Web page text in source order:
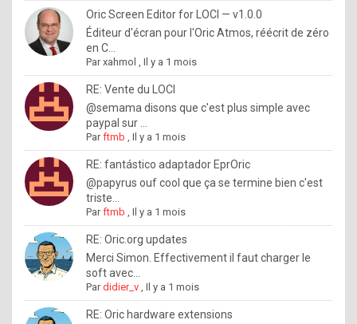
o
u
w
a
n
t
o
n
o
w
h
o
Oric Screen Editor for LOCI — v1.0.0
Éditeur d'écran pour l'Oric Atmos, réécrit de zéro
en C...
Parxahmol ,Il y a 1 mois
RE: Vente du LOCI
@semama disons que c'est plus simple avec
paypal sur ...
Parftmb ,Il y a 1 mois
RE: fantástico adaptador EprOric
@papyrus ouf cool que ça se termine bien c'est
triste...
Parftmb ,Il y a 1 mois
RE: Oric.org updates
Merci Simon. Effectivement il faut charger le
soft avec...
Pardidier_v ,Il y a 1 mois
RE: Oric hardware extensions